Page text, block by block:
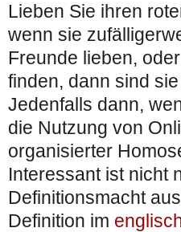
Lieben Sie ihren
wenn sie
Freunde lieben,
finden, dann sind
Jedenfalls dann,
die Nutzung von
organisierter
Interessant ist nicht
Definitionsmacht
Definition im